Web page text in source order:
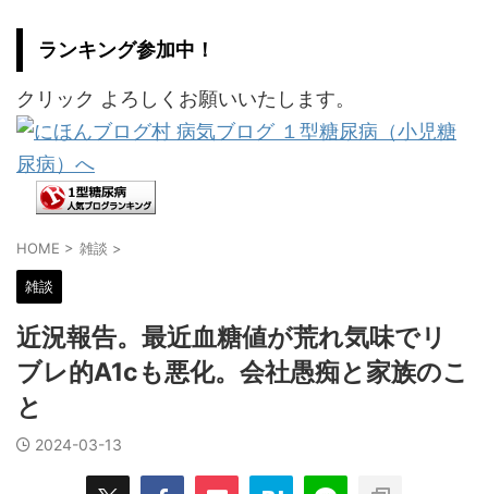
ランキング参加中！
クリック よろしくお願いいたします。
HOME > 雑談 >
雑談
近況報告。最近血糖値が荒れ気味でリ
ブレ的A1cも悪化。会社愚痴と家族のこ
と
2024-03-13